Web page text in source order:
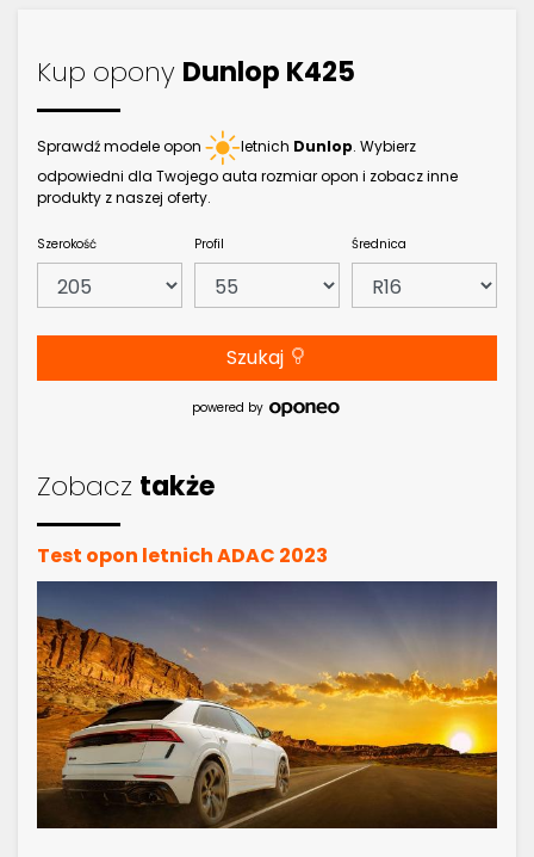
Kup opony Dunlop K425
Sprawdź modele opon letnich Dunlop. Wybierz
odpowiedni dla Twojego auta rozmiar opon i zobacz inne
produkty z naszej oferty.
Szerokość Profil Średnica
Szukaj
powered by
Zobacz także
Test opon letnich ADAC 2023